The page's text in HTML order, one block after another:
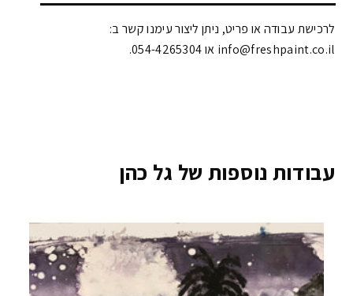
לרכישת עבודה או פריט, ניתן ליצור עימנו קשר ב:
info@freshpaint.co.il‏ או 054-4265304.
עבודות נוספות של גל כהן